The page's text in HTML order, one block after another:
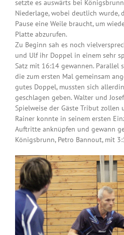
setzte es auswärts bei
Niederlage, wobei deutlich wurde,
Pause eine Weile braucht, um
Platte abzurufen.
Zu Beginn sah es noch
und Ulf ihr Doppel in einem sehr
Satz mit 16:14 gewannen. Parallel
die zum ersten Mal gemeinsam
gutes Doppel, mussten sich
geschlagen geben. Walter und
Spielweise der Gäste Tribut zollen
Rainer konnte in seinem ersten
Auftritte anknüpfen und gewann
Königsbrunn, Petro Bannout, mit